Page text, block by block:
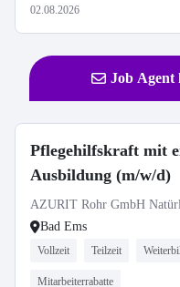
02.08.2026
Job Agent
Pflegehilfskraft mit
Ausbildung (m/w/d)
AZURIT Rohr GmbH
Bad Ems
Vollzeit Teilzeit
Mitarbeiterrabatte